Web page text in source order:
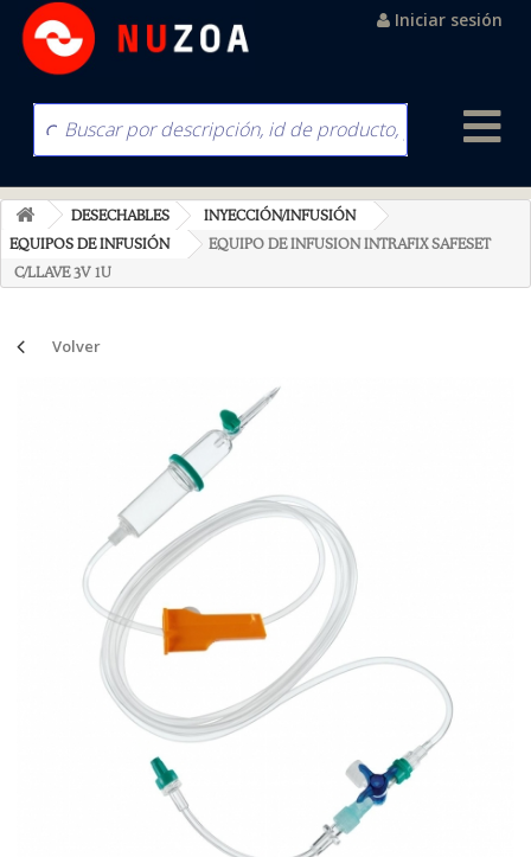
Iniciar sesión
DESECHABLES
INYECCIÓN/INFUSIÓN
EQUIPOS DE INFUSIÓN
EQUIPO DE INFUSION INTRAFIX SAFESET
C/LLAVE 3V 1U
Volver